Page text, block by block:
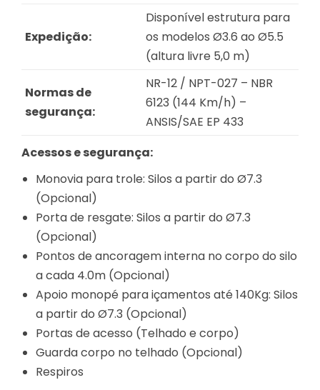
Expedição:
Disponível estrutura para
os modelos Ø3.6 ao Ø5.5
(altura livre 5,0 m)
Normas de
segurança:
NR-12 / NPT-027 – NBR
6123 (144 Km/h) –
ANSIS/SAE EP 433
Acessos e segurança:
Monovia para trole: Silos a partir do Ø7.3
(Opcional)
Porta de resgate: Silos a partir do Ø7.3
(Opcional)
Pontos de ancoragem interna no corpo do silo
a cada 4.0m (Opcional)
Apoio monopé para içamentos até 140Kg: Silos
a partir do Ø7.3 (Opcional)
Portas de acesso (Telhado e corpo)
Guarda corpo no telhado (Opcional)
Respiros